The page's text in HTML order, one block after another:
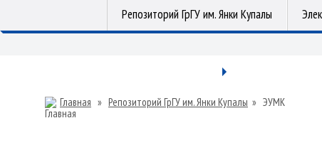
Репозиторий ГрГУ им. Янки Купалы
Главная » Репозиторий ГрГУ им. Янки Купалы » ЭУМК